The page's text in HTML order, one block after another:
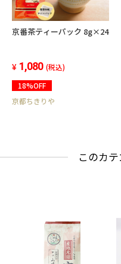
京番茶ティーパック 8g×24
1,080 (税込)
18%OFF
京都ちきりや
このカ